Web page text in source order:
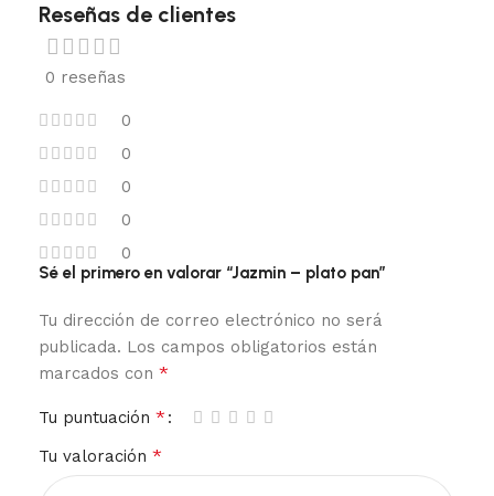
Reseñas de clientes
0 reseñas
0
0
0
0
0
Sé el primero en valorar “Jazmin – plato pan”
Tu dirección de correo electrónico no será
publicada. Los campos obligatorios están
marcados con *
Tu puntuación *
Tu valoración *